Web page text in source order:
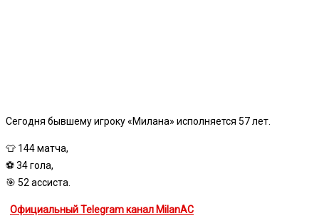
Сегодня бывшему игроку «Милана» исполняется 57 лет.
👕 144 матча,
⚽️ 34 гола,
🎯 52 ассиста.
Официальный Telegram канал MilanAC